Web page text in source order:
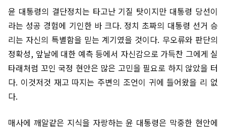
윤 대통령의 결단정치는 타고난 기질 탓이지만 대통령 당선이
라는 성공 경험에 기인한 바 크다. 정치 초짜의 대통령 선거 승
리는 자신의 특별함을 믿는 계기였을 것이다. 무오류와 판단의
정확성, 앞날에 대한 예측 등에서 자신감으로 가득찬 그에게 실
타래처럼 꼬인 국정 현안은 많은 고민을 필요로 하지 않았을 터
다. 이것저것 재고 따지는 주변의 조언이 귀에 들어왔을 리 없
다.
매사에 깨알같은 지식을 자랑하는 윤 대통령은 막중한 현안에